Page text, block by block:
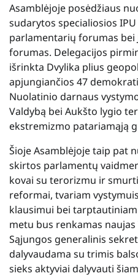
Asamblėjoje posėdžiaus
sudarytos specialiosios
parlamentarių forumas bei
forumas. Delegacijos
išrinkta Dvylika plius
apjungiančios 47
Nuolatinio darnaus
Valdybą bei Aukšto lygio
ekstremizmo patariamąją
Šioje Asamblėjoje taip pat
skirtos parlamentų
kovai su terorizmu ir
reformai, tvariam
klausimui bei
metu bus renkamas
Sąjungos generalinis
dalyvaudama su trimis
sieks aktyviai dalyvauti